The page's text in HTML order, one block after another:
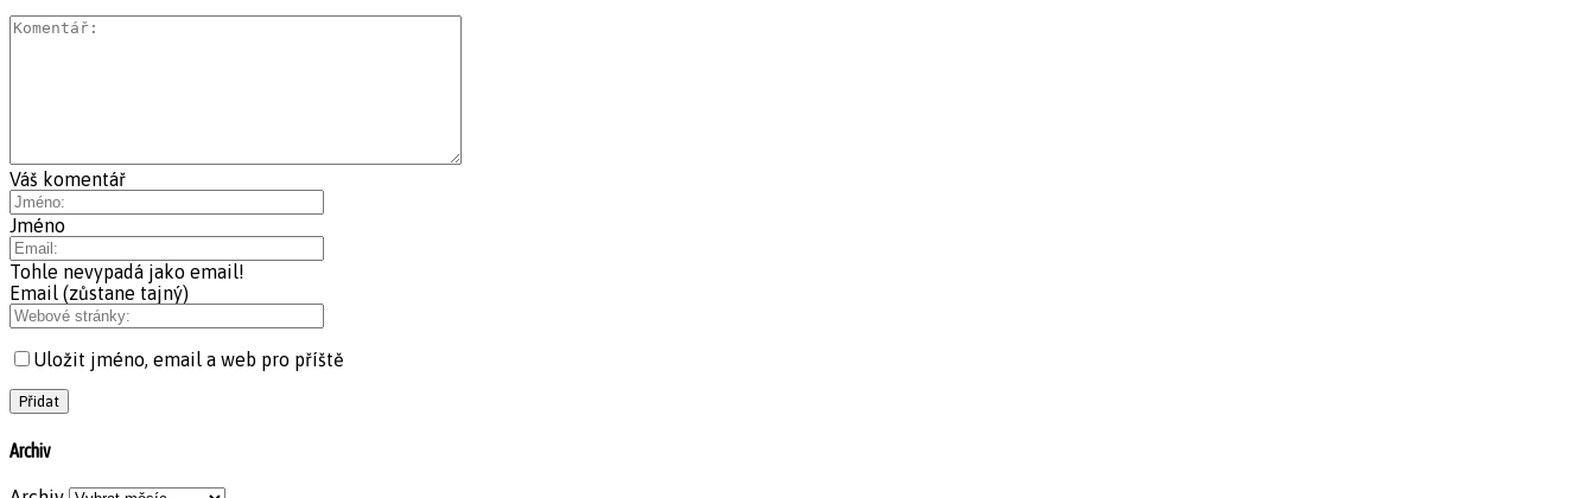
Váš komentář
Jméno
Tohle nevypadá jako email!
Email (zůstane tajný)
Uložit jméno, email a web pro příště
Archiv